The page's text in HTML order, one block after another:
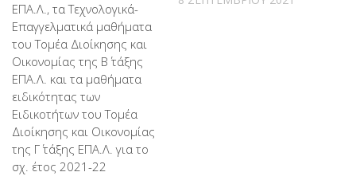
ΕΠΑ.Λ., τα Τεχνολογικά-
Επαγγελματικά μαθήματα
του Τομέα Διοίκησης και
Οικονομίας της Β΄ τάξης
ΕΠΑ.Λ. και τα μαθήματα
ειδικότητας των
Ειδικοτήτων του Τομέα
Διοίκησης και Οικονομίας
της Γ΄ τάξης ΕΠΑ.Λ. για το
σχ. έτος 2021-22